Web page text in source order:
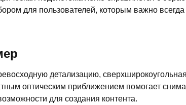
для пользователей, которым важно
детализацию,
оптическим приближением помогает
для создания контента.